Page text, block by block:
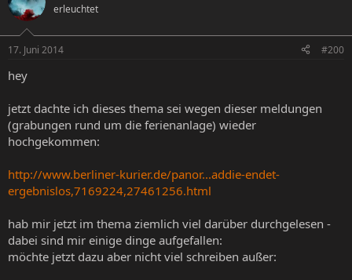
erleuchtet
17. Juni 2014 #200
hey
jetzt dachte ich dieses thema sei wegen dieser meldungen
(grabungen rund um die ferienanlage) wieder
hochgekommen:
http://www.berliner-kurier.de/panor...addie-endet-
ergebnislos,7169224,27461256.html
hab mir jetzt im thema ziemlich viel darüber durchgelesen -
dabei sind mir einige dinge aufgefallen:
möchte jetzt dazu aber nicht viel schreiben außer: